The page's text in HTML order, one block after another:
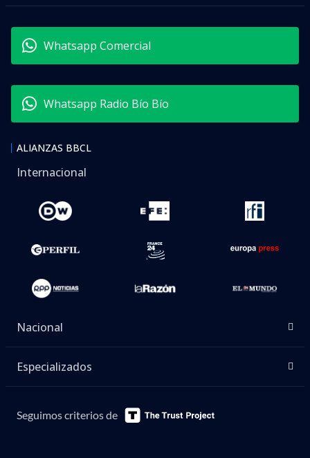
Whatsapp Comercial
Whatsapp Radio Bío Bío
ALIANZAS BBCL
Internacional
Nacional
Especializados
Seguimos criterios de